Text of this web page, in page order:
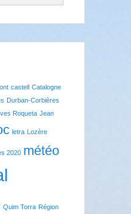
castell Catalogne
Durban-Corbières
Roqueta Jean
letra Lozère
2020 météo
Quim Torra Région